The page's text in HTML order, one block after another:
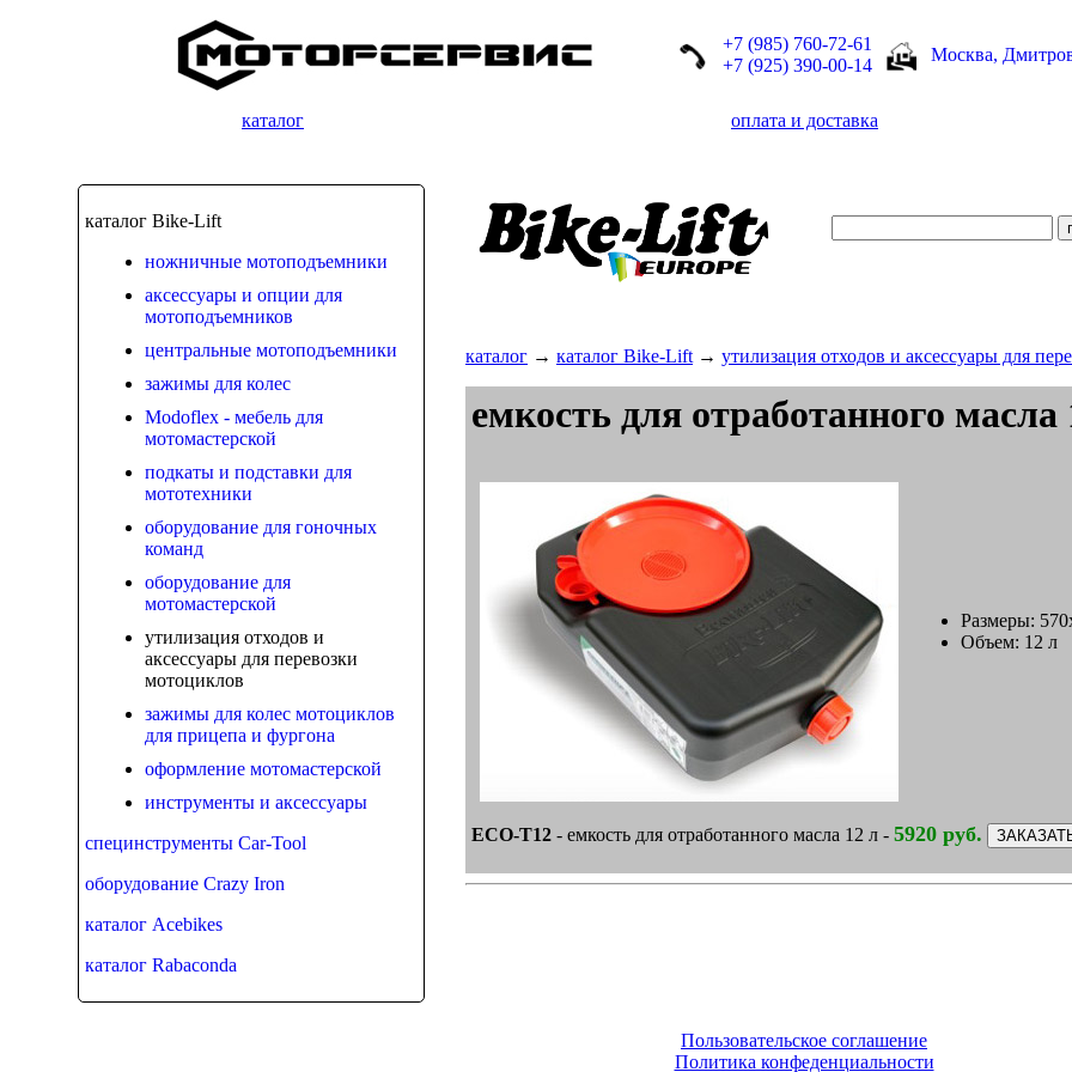
+7 (985) 760-72-61
+7 (925) 390-00-14
Москва,
каталог оплата и доставка
каталог Bike-Lift
ножничные мотоподъемники
аксессуары и опции для
мотоподъемников
центральные мотоподъемники
зажимы для колес
Modoflex - мебель для
мотомастерской
подкаты и подставки для
мототехники
оборудование для гоночных
команд
оборудование для
мотомастерской
утилизация отходов и
аксессуары для перевозки
мотоциклов
зажимы для колес мотоциклов
для прицепа и фургона
оформление мотомастерской
инструменты и аксессуары
специнструменты Car-Tool
оборудование Crazy Iron
каталог Acebikes
каталог Rabaconda
каталог → каталог Bike-Lift → утилизация отходов и аксессуары для
емкость для отработанного масла
Размеры:
Объем: 12 л
ECO-T12 - емкость для отработанного масла 12 л - 5920 руб.
Пользовательское соглашение
Политика конфеденциальности